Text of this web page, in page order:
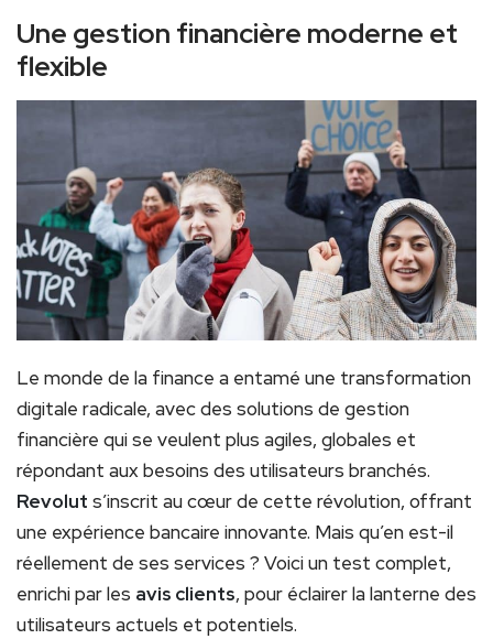
Une gestion financière moderne et
flexible
Le monde de la finance a entamé une transformation
digitale radicale, avec des solutions de gestion
financière qui se veulent plus agiles, globales et
répondant aux besoins des utilisateurs branchés.
Revolut s’inscrit au cœur de cette révolution, offrant
une expérience bancaire innovante. Mais qu’en est-il
réellement de ses services ? Voici un test complet,
enrichi par les avis clients, pour éclairer la lanterne des
utilisateurs actuels et potentiels.